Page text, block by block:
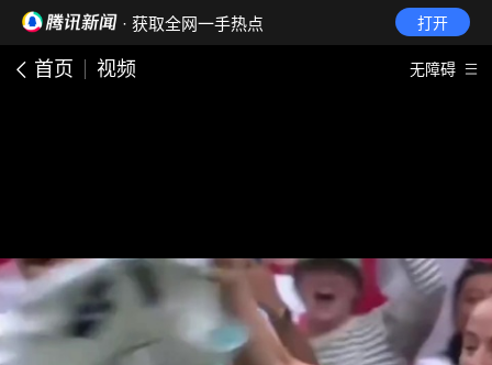
· 获取全网一手热点 打开
首页 视频 无障碍